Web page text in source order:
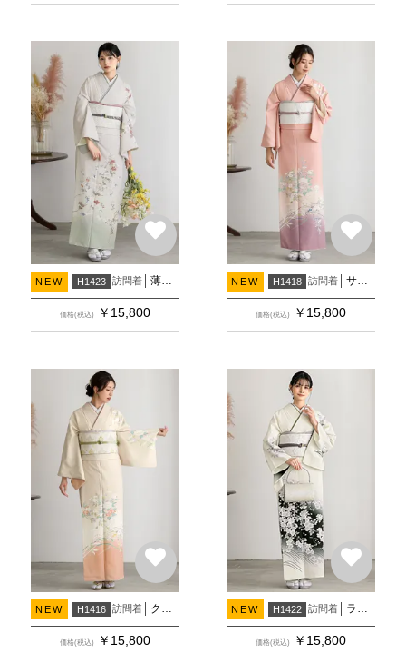
NEW H1423 訪問着 薄グレー×グリーンぼかし 草花
価格(税込) ￥ 15,800
NEW H1418 訪問着 サーモンピンク×薄紫 桜に牡丹
価格(税込) ￥ 15,800
NEW H1416 訪問着 クリーム×薄オレンジ 桜に牡丹
価格(税込) ￥ 15,800
NEW H1422 訪問着 ライトアイボリー×黒 流水に野ばら
価格(税込) ￥ 15,800